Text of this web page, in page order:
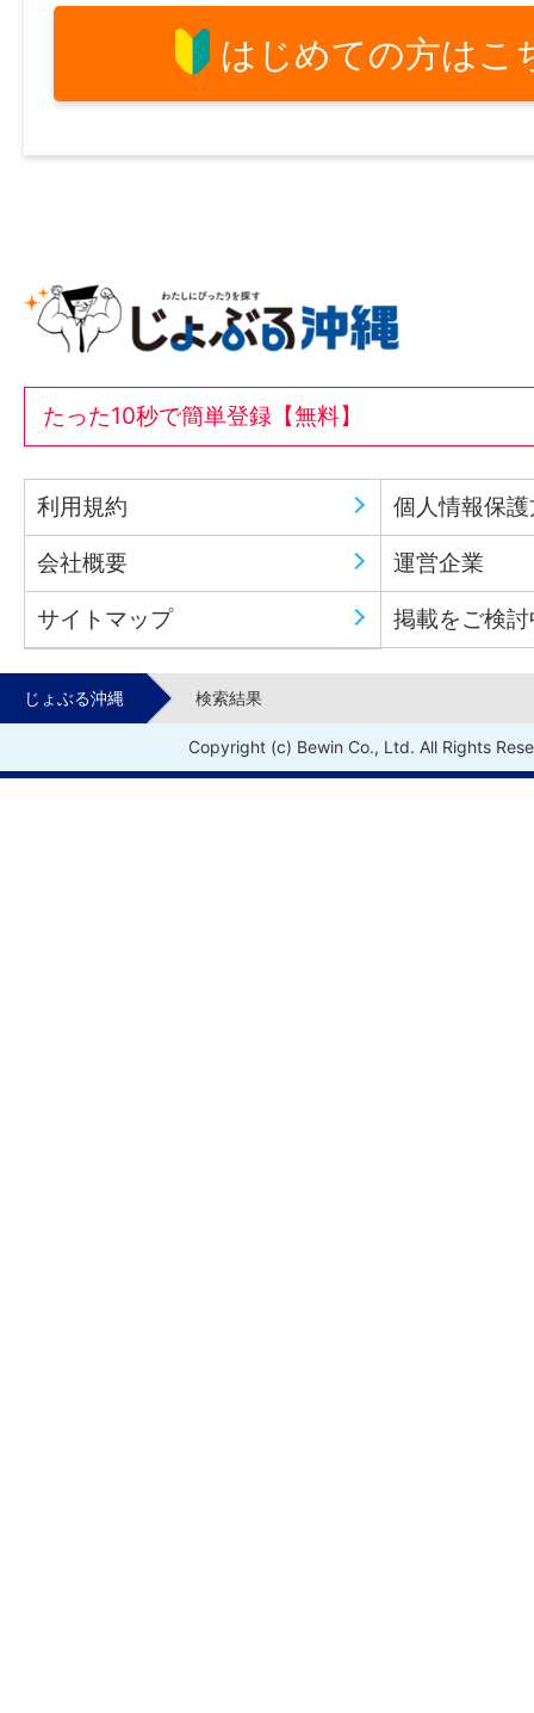
はじめての方はこ
たった10秒で簡単登録【無料】
利用規約 個人情報保
会社概要 運営企業
サイトマップ 掲載をご検
じょぶる沖縄 検索結果
Copyright (c) Bewin Co., Ltd. All Rights